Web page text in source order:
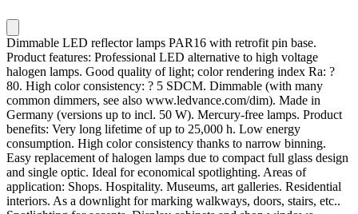
Dimmable LED reflector lamps PAR16 with retrofit pin base.
Product features: Professional LED alternative to high voltage
halogen lamps. Good quality of light; color rendering index Ra: ?
80. High color consistency: ? 5 SDCM. Dimmable (with many
common dimmers, see also www.ledvance.com/dim). Made in
Germany (versions up to incl. 50 W). Mercury-free lamps. Product
benefits: Very long lifetime of up to 25,000 h. Low energy
consumption. High color consistency thanks to narrow binning.
Easy replacement of halogen lamps due to compact full glass design
and single optic. Ideal for economical spotlighting. Areas of
application: Shops. Hospitality. Museums, art galleries. Residential
interiors. As a downlight for marking walkways, doors, stairs, etc..